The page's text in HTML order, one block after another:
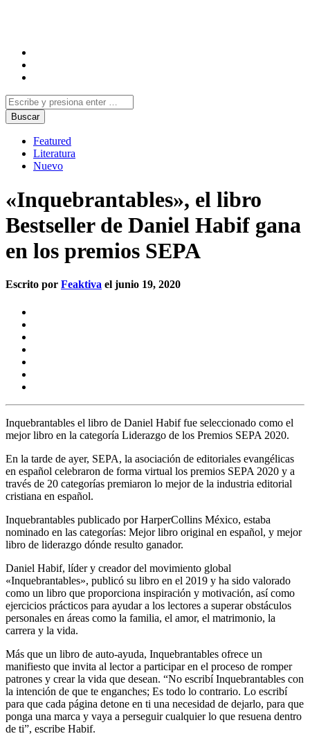
Featured
Literatura
Nuevo
«Inquebrantables», el libro
Bestseller de Daniel Habif gana
en los premios SEPA
Escrito por Feaktiva el junio 19, 2020
Inquebrantables el libro de Daniel Habif fue seleccionado como el
mejor libro en la categoría Liderazgo de los Premios SEPA 2020.
En la tarde de ayer, SEPA, la asociación de editoriales evangélicas
en español celebraron de forma virtual los premios SEPA 2020 y a
través de 20 categorías premiaron lo mejor de la industria editorial
cristiana en español.
Inquebrantables publicado por HarperCollins México, estaba
nominado en las categorías: Mejor libro original en español, y mejor
libro de liderazgo dónde resulto ganador.
Daniel Habif, líder y creador del movimiento global
«Inquebrantables», publicó su libro en el 2019 y ha sido valorado
como un libro que proporciona inspiración y motivación, así como
ejercicios prácticos para ayudar a los lectores a superar obstáculos
personales en áreas como la familia, el amor, el matrimonio, la
carrera y la vida.
Más que un libro de auto-ayuda, Inquebrantables ofrece un
manifiesto que invita al lector a participar en el proceso de romper
patrones y crear la vida que desean. “No escribí Inquebrantables con
la intención de que te enganches; Es todo lo contrario. Lo escribí
para que cada página detone en ti una necesidad de dejarlo, para que
ponga una marca y vaya a perseguir cualquier lo que resuena dentro
de ti”, escribe Habif.